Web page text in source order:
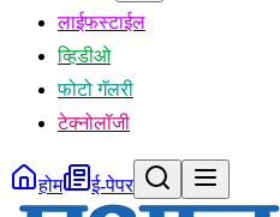
लाईफस्टाईल
व्हिडीओ
फोटो गॅलरी
टेक्नोलॉजी
होम ई-पेपर